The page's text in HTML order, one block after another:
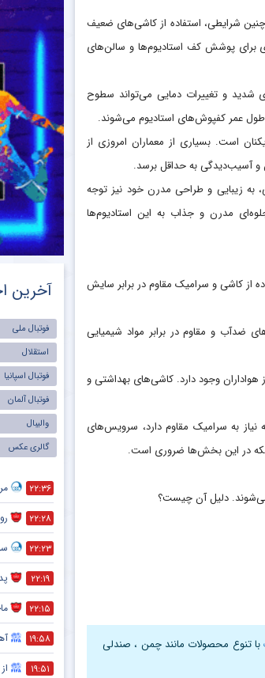
چنین شرایطی، استفاده از کاشی‌های ضعیف
برای پوشش کف استادیوم‌ها و سالن‌های
شدید و تغییرات دمایی می‌تواند سطوح
طول عمر کفپوش‌های استادیوم می‌شوند.
است. بسیاری از معماران امروزی از
و آسیب‌دیدگی به حداقل برسد.
به زیبایی و طراحی مدرن خود نیز توجه
مدرن و جذاب به این استادیوم‌ها
از کاشی و سرامیک مقاوم در برابر سایش
ضدآب و مقاوم در برابر مواد شیمیایی
هواداران وجود دارد. کاشی‌های بهداشتی و
به سرامیک مقاوم دارد، سرویس‌های
و لکه در این بخش‌ها ضروری است.
می‌شوند. دلیل آن چیست؟
با تنوع محصولات مانند چمن ، صندلی
آخرین
فوتبال ملی
استقلال
فوتبال اسپانیا
فوتبال آلمان
والیبال
گالری عکس
۲۲:۳۶
۲۲:۲۸
۲۲:۲۳
۲۲:۱۹
۲۲:۱۵
۱۹:۵۸
۱۹:۵۱